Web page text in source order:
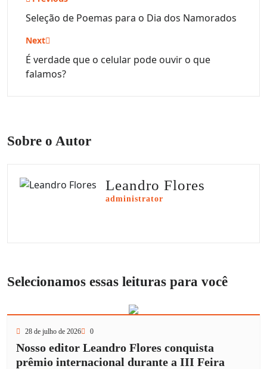
de
Post
Seleção de Poemas para o Dia dos Namorados
Next
É verdade que o celular pode ouvir o que
falamos?
Sobre o Autor
Leandro Flores
administrator
Selecionamos essas leituras para você
28 de julho de 2026 0
Nosso editor Leandro Flores conquista
prêmio internacional durante a III Feira